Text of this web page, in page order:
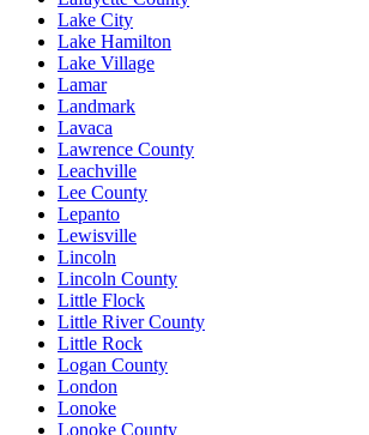
Lake City
Lake Hamilton
Lake Village
Lamar
Landmark
Lavaca
Lawrence County
Leachville
Lee County
Lepanto
Lewisville
Lincoln
Lincoln County
Little Flock
Little River County
Little Rock
Logan County
London
Lonoke
Lonoke County